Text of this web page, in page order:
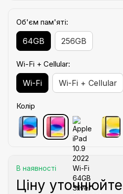
Об'єм пам'яті:
64GB 256GB
Wi-Fi + Cellular:
Wi-Fi Wi-Fi + Cellular
Колір
В наявності
Ціну уточнюйте